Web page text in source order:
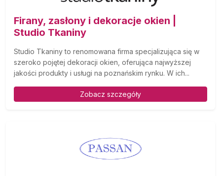
Firany, zasłony i dekoracje okien |
Studio Tkaniny
Studio Tkaniny to renomowana firma specjalizująca się w
szeroko pojętej dekoracji okien, oferująca najwyższej
jakości produkty i usługi na poznańskim rynku. W ich...
Zobacz szczegóły